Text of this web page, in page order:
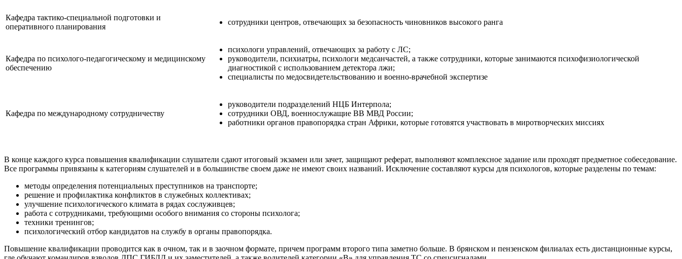
Кафедра тактико-специальной подготовки и
оперативного планирования
сотрудники центров, отвечающих за безопасность чиновников высокого ранга
Кафедра по психолого-педагогическому и медицинскому
обеспечению
психологи управлений, отвечающих за работу с ЛС;
руководители, психиатры, психологи медсанчастей, а также сотрудники, которые занимаются психофизиологической
диагностикой с использованием детектора лжи;
специалисты по медосвидетельствованию и военно-врачебной экспертизе
Кафедра по международному сотрудничеству
руководители подразделений НЦБ Интерпола;
сотрудники ОВД, военнослужащие ВВ МВД России;
работники органов правопорядка стран Африки, которые готовятся участвовать в миротворческих миссиях
В конце каждого курса повышения квалификации слушатели сдают итоговый экзамен или зачет, защищают реферат, выполняют комплексное задание или проходят предметное собеседование.
Все программы привязаны к категориям слушателей и в большинстве своем даже не имеют своих названий. Исключение составляют курсы для психологов, которые разделены по темам:
методы определения потенциальных преступников на транспорте;
решение и профилактика конфликтов в служебных коллективах;
улучшение психологического климата в рядах сослуживцев;
работа с сотрудниками, требующими особого внимания со стороны психолога;
техники тренингов;
психологический отбор кандидатов на службу в органы правопорядка.
Повышение квалификации проводится как в очном, так и в заочном формате, причем программ второго типа заметно больше. В брянском и пензенском филиалах есть дистанционные курсы,